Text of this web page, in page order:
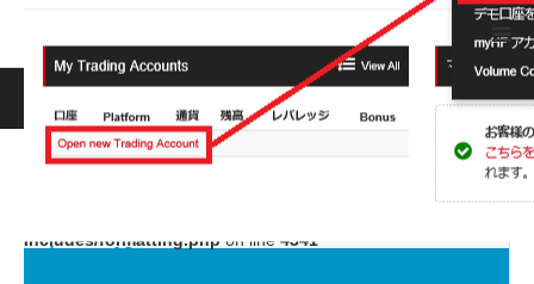
includes/formatting.php on line 4341
image19